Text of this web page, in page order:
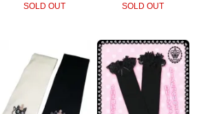
SOLD OUT
SOLD OUT